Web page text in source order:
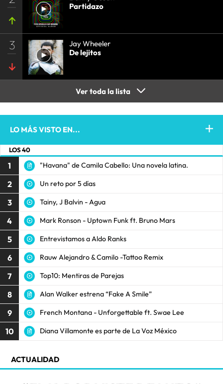
Partidazo
3
Jay Wheeler
De lejitos
Ver toda la lista
LO MÁS VISTO EN...
LOS 40
1 "Havana" de Camila Cabello: Una novela latina.
2 Un reto por 5 días
3 Tainy, J Balvin - Agua
4 Mark Ronson - Uptown Funk ft. Bruno Mars
5 Entrevistamos a Aldo Ranks
6 Rauw Alejandro & Camilo -Tattoo Remix
7 Top10: Mentiras de Parejas
8 Alan Walker estrena “Fake A Smile”
9 French Montana - Unforgettable ft. Swae Lee
10 Diana Villamonte es parte de La Voz México
ACTUALIDAD